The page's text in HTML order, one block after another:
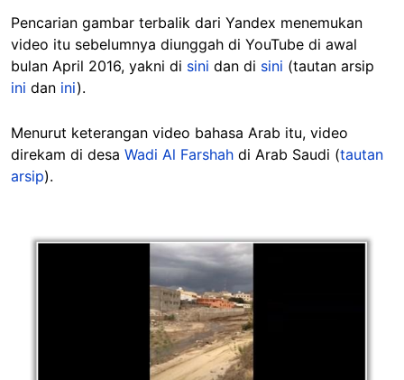
Pencarian gambar terbalik dari Yandex menemukan
video itu sebelumnya diunggah di YouTube di awal
bulan April 2016, yakni di sini dan di sini (tautan arsip
ini dan ini).
Menurut keterangan video bahasa Arab itu, video
direkam di desa Wadi Al Farshah di Arab Saudi (tautan
arsip).
Image